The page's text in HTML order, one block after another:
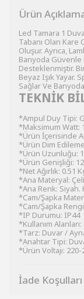
Ürün
Led Tamara 1
Tabanı Olan Kare
Oluşur. Ayrıca,
Banyoda Güvenle
Desteklenmiştir.
Beyaz Işık Yayar.
Sağlar Ve
TEKNİK
*Ampul Duy Tipi:
*Maksimum Watt:
*Ürün İçerisinde
*Ürün Dim
*Ürün Uzunluğu:
*Ürün Genişliği:
*Net Ağırlık: 0.51
*Ana Materyal:
*Ana Renk: Siyah.
*Cam/Şapka
*Cam/Şapka
*IP Durumu: IP44
*Kullanım
*Tarz: Duvar /
*Anahtar Tipi:
*Ürün Voltajı: 220-
İade Koşulları